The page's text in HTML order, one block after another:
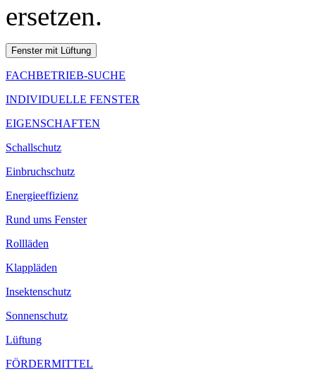
ersetzen.
FACHBETRIEB-SUCHE
INDIVIDUELLE FENSTER
EIGENSCHAFTEN
Schallschutz
Einbruchschutz
Energieeffizienz
Rund ums Fenster
Rollläden
Klappläden
Insektenschutz
Sonnenschutz
Lüftung
FÖRDERMITTEL